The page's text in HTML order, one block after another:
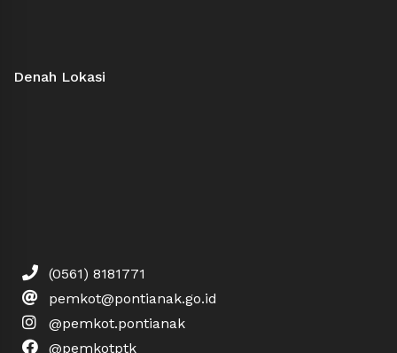
Denah Lokasi
(0561) 8181771
pemkot@pontianak.go.id
@pemkot.pontianak
@pemkotptk